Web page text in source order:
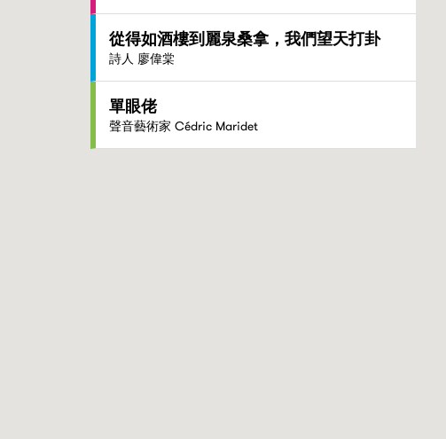
從得如酒樓到麗泉桑拿，我們望天打卦
詩人 廖偉棠
單眼佬
聲音藝術家 Cédric Maridet